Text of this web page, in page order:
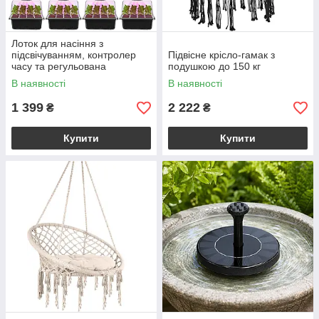
Лоток для насіння з
підсвічуванням, контролер
часу та регульована
яскравість (комплект 4 шт.)
В наявності
1 399 ₴
Купити
Підвісне крісло-гамак з
подушкою до 150 кг
В наявності
2 222 ₴
Купити